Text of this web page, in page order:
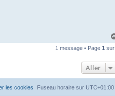
1 message • Page 1 sur
Aller
Fuseau horaire sur UTC+01:00
les cookies